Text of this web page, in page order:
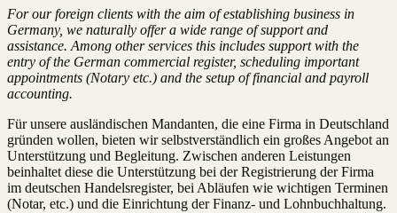
For our foreign clients with the aim of establishing business in
Germany, we naturally offer a wide range of support and
assistance. Among other services this includes support with the
entry of the German commercial register, scheduling important
appointments (Notary etc.) and the setup of financial and payroll
accounting.
Für unsere ausländischen Mandanten, die eine Firma in Deutschland
gründen wollen, bieten wir selbstverständlich ein großes Angebot an
Unterstützung und Begleitung. Zwischen anderen Leistungen
beinhaltet diese die Unterstützung bei der Registrierung der Firma
im deutschen Handelsregister, bei Abläufen wie wichtigen Terminen
(Notar, etc.) und die Einrichtung der Finanz- und Lohnbuchhaltung.